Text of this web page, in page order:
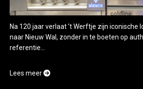
Na 120 jaar verlaat ’t Werftje zijn iconische
naar Nieuw Wal, zonder in te boeten op
referentie...
Lees meer